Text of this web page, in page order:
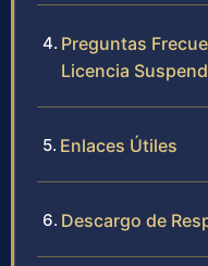
Preguntas
Licencia
Enlaces Útiles
Descargo de